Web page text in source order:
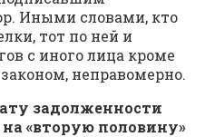
Иными словами, кто
тот по ней и
с иного лица кроме
неправомерно.
задолженности
«вторую половину»